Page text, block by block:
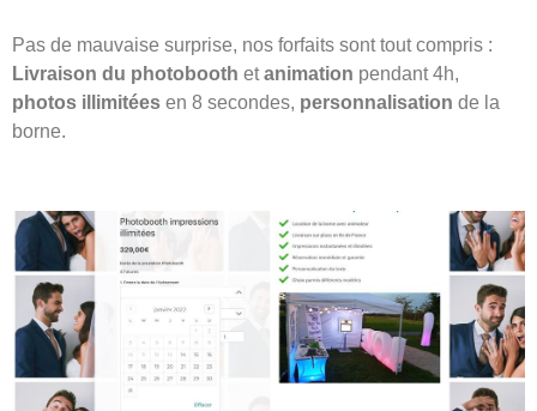
Pas de mauvaise surprise, nos forfaits sont tout compris :
Livraison du photobooth etanimation pendant 4h,
photos illimitées en 8 secondes, personnalisation de la
borne.